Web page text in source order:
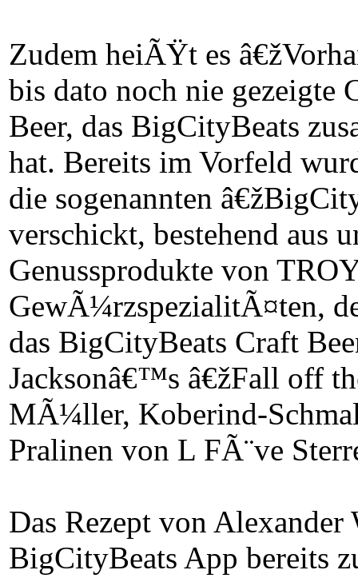
Zudem heiÃŸt es
bis dato noch nie gezeigte
Beer, das BigCityBeats
hat. Bereits im Vorfeld
die sogenannten
verschickt, bestehend aus
Genussprodukte von
GewÃ¼rzspezialitÃ¤ten,
das BigCityBeats Craft
Jacksonâ€™s â€žFall off
MÃ¼ller, Koberind-
Pralinen von L FÃ¨ve
Das Rezept von
BigCityBeats App bereits